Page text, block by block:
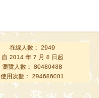
在線人數： 2949
自 2014 年 7 月 8 日起
瀏覽人數： 80480488
使用次數： 294686001